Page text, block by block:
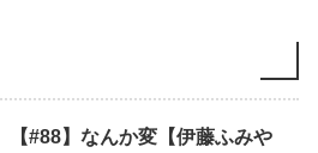
【#88】なんか変【伊藤ふみや